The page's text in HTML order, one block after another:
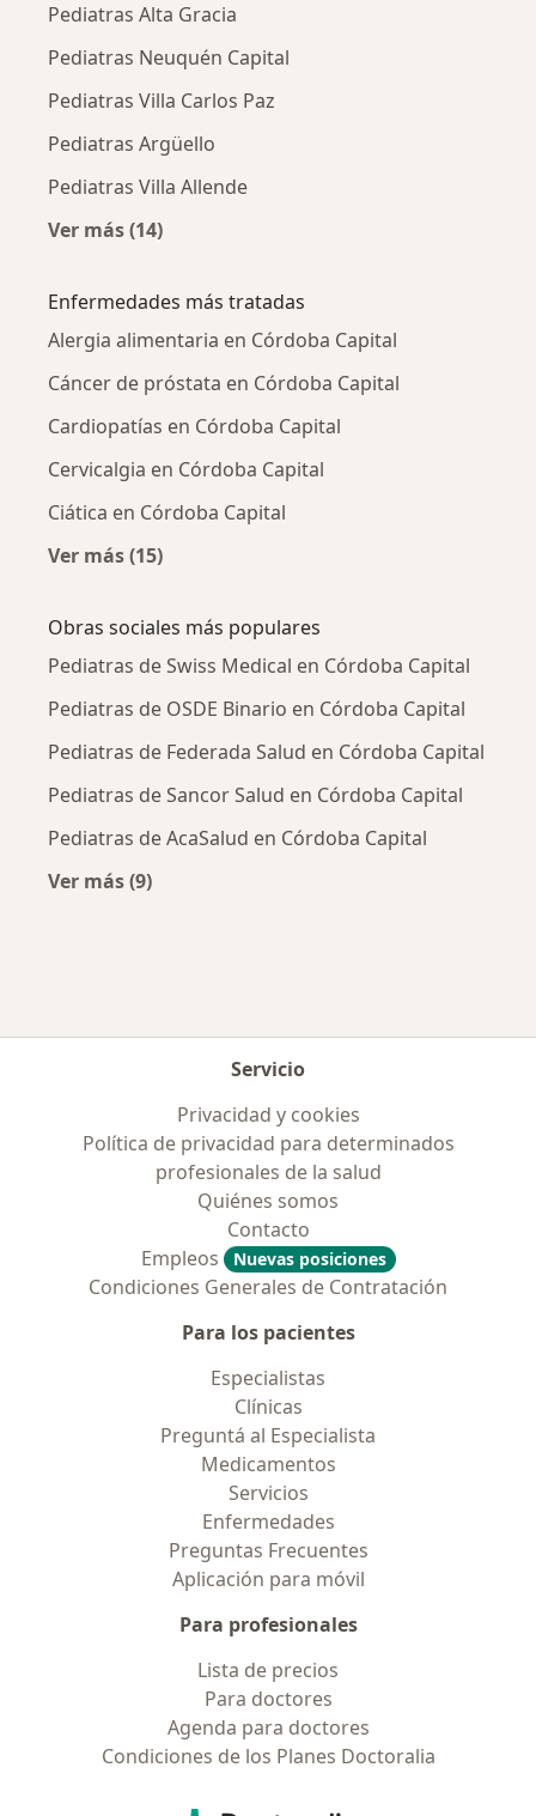
Pediatras Alta Gracia
Pediatras Neuquén Capital
Pediatras Villa Carlos Paz
Pediatras Argüello
Pediatras Villa Allende
Ver más (14)
Enfermedades más tratadas
Alergia alimentaria en Córdoba Capital
Cáncer de próstata en Córdoba Capital
Cardiopatías en Córdoba Capital
Cervicalgia en Córdoba Capital
Ciática en Córdoba Capital
Ver más (15)
Obras sociales más populares
Pediatras de Swiss Medical en Córdoba Capital
Pediatras de OSDE Binario en Córdoba Capital
Pediatras de Federada Salud en Córdoba Capital
Pediatras de Sancor Salud en Córdoba Capital
Pediatras de AcaSalud en Córdoba Capital
Ver más (9)
Servicio
Privacidad y cookies
Política de privacidad para determinados
profesionales de la salud
Quiénes somos
Contacto
Empleos
Nuevas posiciones
Condiciones Generales de Contratación
Para los pacientes
Especialistas
Clínicas
Preguntá al Especialista
Medicamentos
Servicios
Enfermedades
Preguntas Frecuentes
Aplicación para móvil
Para profesionales
Lista de precios
Para doctores
Agenda para doctores
Condiciones de los Planes Doctoralia